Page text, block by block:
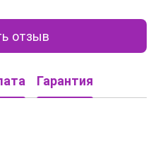
отзыв
Гарантия